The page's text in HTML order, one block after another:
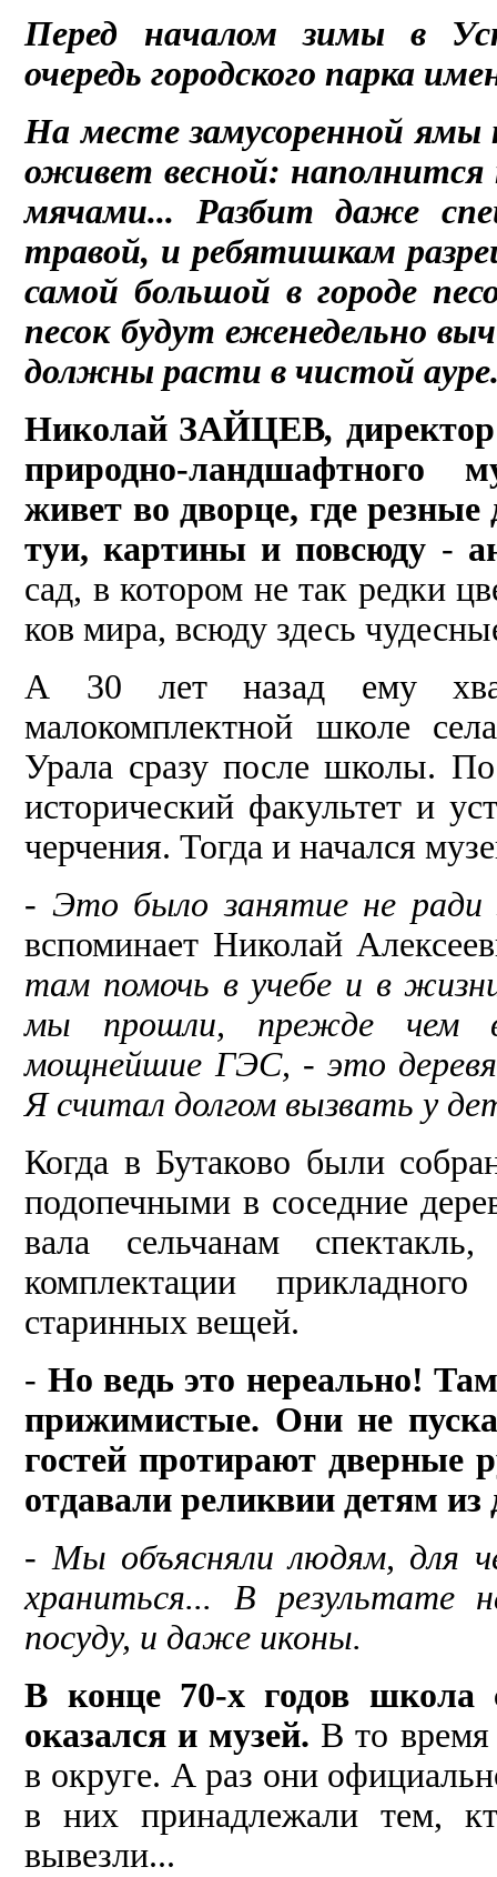
Перед началом зимы в
очередь городского парка
На месте замусоренной ямы
оживет весной: наполнится
мячами... Разбит даже
травой, и ребятишкам
самой большой в городе
песок будут еженедельно
должны расти в чистой
Николай ЗАЙЦЕВ,
природно-ландшафтного
живет во дворце, где
туи, картины и повсюду -
сад, в котором не так редки
ков мира, всюду здесь
А 30 лет назад ему
малокомплектной школе
Урала сразу пос­ле школы.
исторический факультет и
черчения. Тогда и на­чался
- Это было занятие не ради
вспоминает Николай
там помочь в учебе и в
мы прошли, прежде чем
мощнейшие ГЭС, - это
Я считал долгом вызвать у
Когда в Бутаково были
подопечными в соседние
вала сельчанам
комплектации
старинных вещей.
- Но ведь это нереально!
прижимис­тые. Они не
гостей протира­ют дверные
отдавали реликвии детям из
-Мы объясняли людям, для
храниться... В результате
посуду, и даже иконы.
В конце 70-х годов школа
оказался и музей. В то
в округе. А раз они
в них принадлежали тем,
вывезли...